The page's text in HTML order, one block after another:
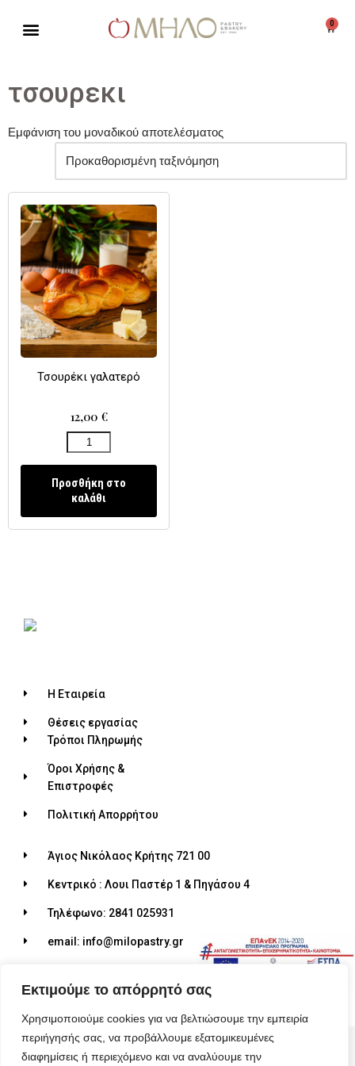
Εκτιμούμε το απόρρητό σας
Χρησιμοποιούμε cookies για να βελτιώσουμε την εμπειρία
περιήγησής σας, να προβάλλουμε εξατομικευμένες
διαφημίσεις ή περιεχόμενο και να αναλύουμε την
0
τσουρεκι
Εμφάνιση του μοναδικού αποτελέσματος
Τσουρέκι γαλατερό
12,00 €
Προσθήκη στο
καλάθι
Η Εταιρεία
Θέσεις εργασίας
Τρόποι Πληρωμής
Όροι Χρήσης &
Επιστροφές
Πολιτική Απορρήτου
Άγιος Νικόλαος Κρήτης 721 00
Κεντρικό : Λουι Παστέρ 1 & Πηγάσου 4
Τηλέφωνο: 2841 025931
email: info@milopastry.gr
© 2026 ALL RIGHTS RESERVED​